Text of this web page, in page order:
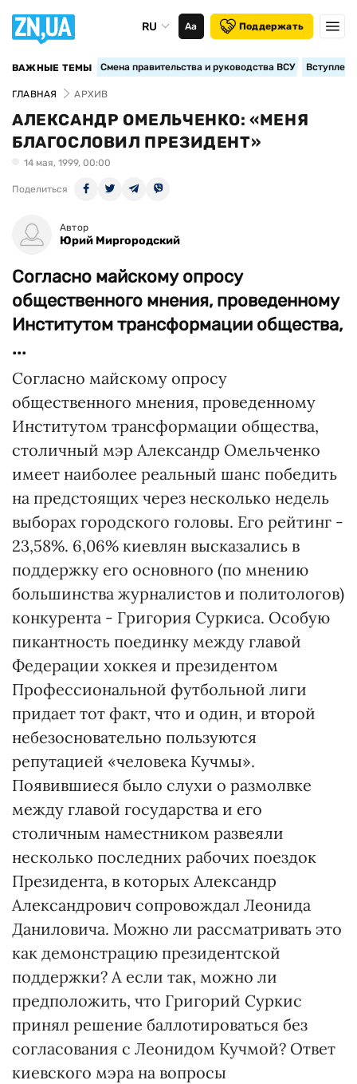
RU Аа Поддержать
ВАЖНЫЕ ТЕМЫ Смена правительства и руководства ВСУ
ГЛАВНАЯ АРХИВ
АЛЕКСАНДР ОМЕЛЬЧЕНКО: «МЕНЯ
БЛАГОСЛОВИЛ ПРЕЗИДЕНТ»
14 мая, 1999, 00:00
Поделиться
Автор
Юрий Миргородский
Согласно майскому опросу
общественного мнения, проведенному
Институтом трансформации общества,
...
Согласно майскому опросу
общественного мнения, проведенному
Институтом трансформации общества,
столичный мэр Александр Омельченко
имеет наиболее реальный шанс победить
на предстоящих через несколько недель
выборах городского головы. Его рейтинг -
23,58%. 6,06% киевлян высказались в
поддержку его основного (по мнению
большинства журналистов и политологов)
конкурента - Григория Суркиса. Особую
пикантность поединку между главой
Федерации хоккея и президентом
Профессиональной футбольной лиги
придает тот факт, что и один, и второй
небезосновательно пользуются
репутацией «человека Кучмы».
Появившиеся было слухи о размолвке
между главой государства и его
столичным наместником развеяли
несколько последних рабочих поездок
Президента, в которых Александр
Александрович сопровождал Леонида
Даниловича. Можно ли рассматривать это
как демонстрацию президентской
поддержки? А если так, можно ли
предположить, что Григорий Суркис
принял решение баллотироваться без
согласования с Леонидом Кучмой? Ответ
киевского мэра на вопросы